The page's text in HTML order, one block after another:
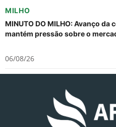
MILHO
MINUTO DO MILHO: Avanço
mantém pressão sobre o
06/08/26